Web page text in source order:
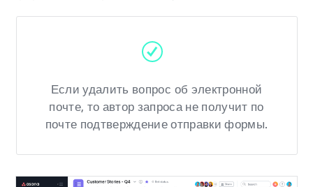
Если удалить вопрос об электронной
почте, то автор запроса не получит по
почте подтверждение отправки формы.